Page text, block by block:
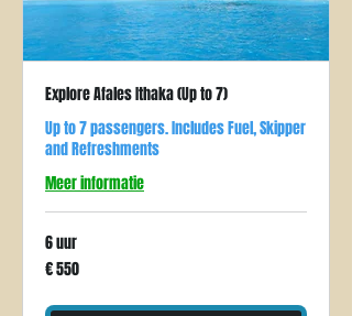
Explore Afales Ithaka (Up to 7)
Up to 7 passengers. Includes Fuel, Skipper
and Refreshments
Meer informatie
6 uur
550
euro
€ 550